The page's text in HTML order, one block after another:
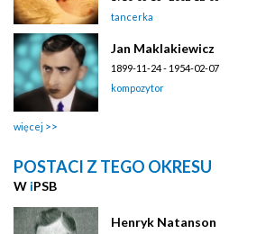
tancerka
Jan Maklakiewicz
1899-11-24 - 1954-02-07
kompozytor
więcej
POSTACI Z TEGO OKRESU
W iPSB
Henryk Natanson